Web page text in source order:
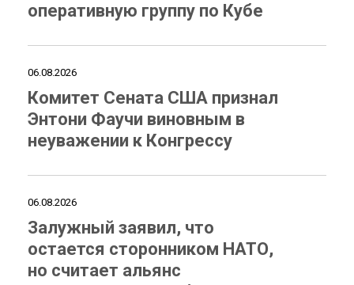
оперативную группу по Кубе
06.08.2026
Комитет Сената США признал
Энтони Фаучи виновным в
неуважении к Конгрессу
06.08.2026
Залужный заявил, что
остается сторонником НАТО,
но считает альянс